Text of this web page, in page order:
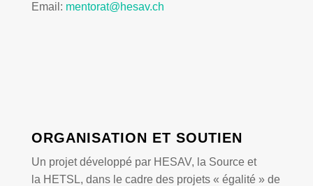
Email: mentorat@hesav.ch
ORGANISATION ET SOUTIEN
Un projet développé par HESAV, la Source et
la HETSL, dans le cadre des projets « égalité » de